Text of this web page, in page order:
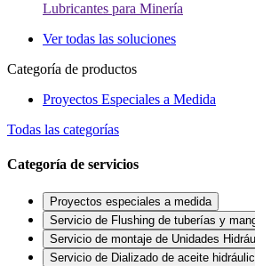
Lubricantes para Minería
Ver todas las soluciones
Categoría de productos
Proyectos Especiales a Medida
Todas las categorías
Categoría de servicios
Proyectos especiales a medida
Servicio de Flushing de tuberías y
Servicio de montaje de Unidades
Servicio de Dializado de aceite